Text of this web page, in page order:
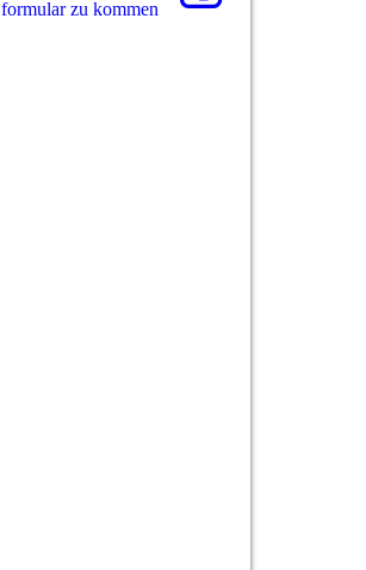
for­mu­lar zu kommen